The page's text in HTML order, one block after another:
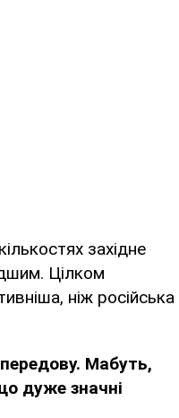
західне
Цілком
ніж російська
Мабуть,
дуже значні